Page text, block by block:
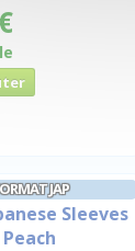
JAP
Sleeves